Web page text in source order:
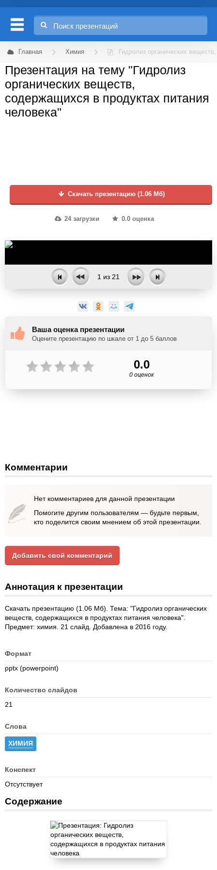
Главная Химия Гидролиз органических
Презентация на тему "Гидролиз
органических веществ,
содержащихся в продуктах питания
человека"
Скачать презентацию (1.06 Мб)
24 загрузки 0.0 оценка
1 из 21
Ваша оценка презентации
Оцените презентацию по шкале от 1 до 5 баллов
0.0
0 оценок
Комментарии
Нет комментариев для данной презентации
Помогите другим пользователям — будьте первым,
кто поделится своим мнением об этой презентации.
Добавить свой комментарий
Аннотация к презентации
Скачать презентацию (1.06 Мб). Тема: "Гидролиз органических
веществ, содержащихся в продуктах питания человека".
Предмет: химия. 21 слайд. Добавлена в 2016 году.
Формат
pptx (powerpoint)
Количество слайдов
21
Слова
ХИМИЯ
Конспект
Отсутствует
Содержание